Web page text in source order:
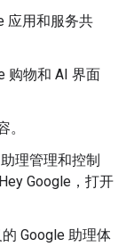
应用和服务共
购物和 AI 界面
。
理管理和控制
Google，打开
Google 助理体